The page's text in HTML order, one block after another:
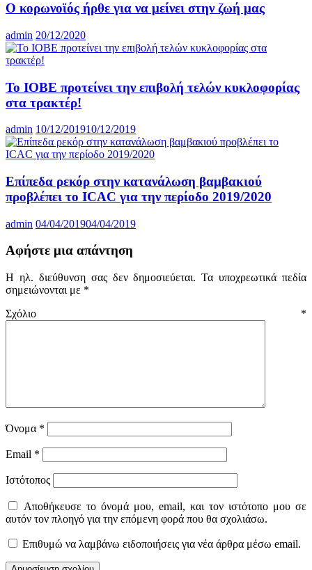
Ο κορωνοϊός ήρθε για να μείνει στην ζωή μας
admin 20/12/2020
Το ΙΟΒΕ προτείνει την επιβολή τελών κυκλοφορίας
στα τρακτέρ!
admin 10/12/201910/12/2019
Επίπεδα ρεκόρ στην κατανάλωση βαμβακιού
προβλέπει το ICAC για την περίοδο 2019/2020
admin 04/04/201904/04/2019
Αφήστε μια απάντηση
Η ηλ. διεύθυνση σας δεν δημοσιεύεται. Τα υποχρεωτικά πεδία
σημειώνονται με *
Σχόλιο *
Όνομα *
Email *
Ιστότοπος
Αποθήκευσε το όνομά μου, email, και τον ιστότοπο μου σε
αυτόν τον πλοηγό για την επόμενη φορά που θα σχολιάσω.
Επιθυμώ να λαμβάνω ειδοποιήσεις για νέα άρθρα μέσω email.